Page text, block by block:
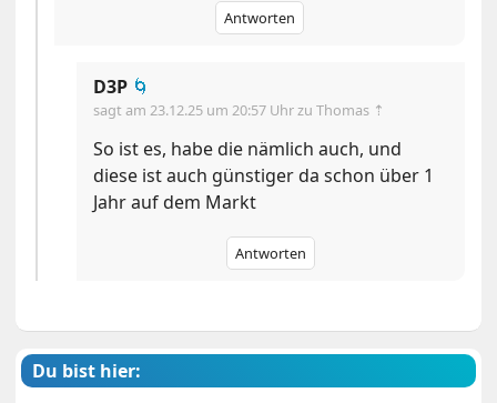
Antworten
D3P 🌀
sagt am23.12.25 um 20:57 Uhrzu Thomas ⇡
So ist es, habe die nämlich auch, und
diese ist auch günstiger da schon über 1
Jahr auf dem Markt
Antworten
Du bist hier: